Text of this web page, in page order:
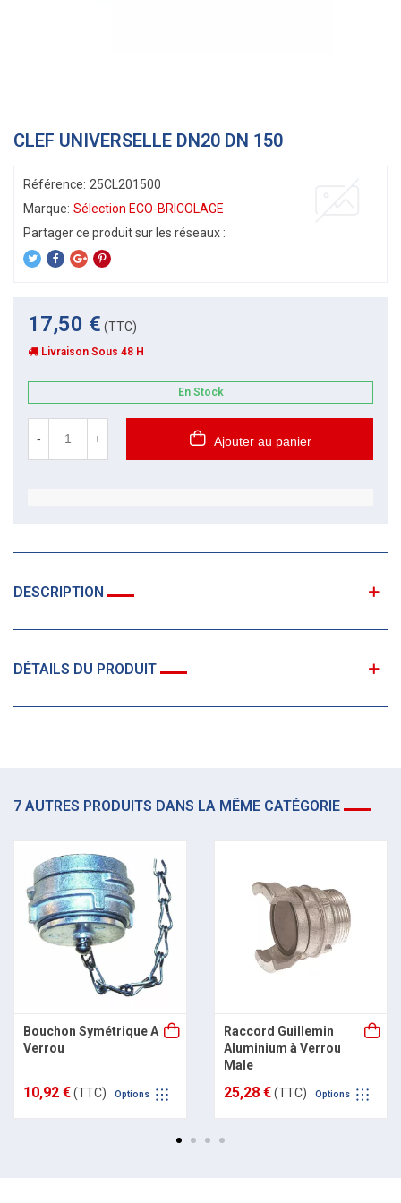
CLEF UNIVERSELLE DN20 DN 150
Référence: 25CL201500
Marque: Sélection ECO-BRICOLAGE
17,50 € (TTC)
Livraison Sous 48 H
En Stock
- + Ajouter au panier
DESCRIPTION
DÉTAILS DU PRODUIT
7 AUTRES PRODUITS DANS LA MÊME CATÉGORIE
Bouchon Symétrique A
Verrou
10,92 €(TTC) Options
Raccord Guillemin
Aluminium à Verrou
Male
25,28 €(TTC) Options